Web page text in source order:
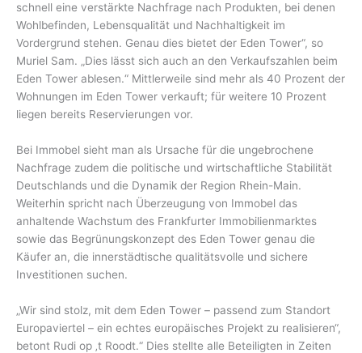
schnell eine verstärkte Nachfrage nach Produkten, bei denen
Wohlbefinden, Lebensqualität und Nachhaltigkeit im
Vordergrund stehen. Genau dies bietet der Eden Tower“, so
Muriel Sam. „Dies lässt sich auch an den Verkaufszahlen beim
Eden Tower ablesen.“ Mittlerweile sind mehr als 40 Prozent der
Wohnungen im Eden Tower verkauft; für weitere 10 Prozent
liegen bereits Reservierungen vor.
Bei Immobel sieht man als Ursache für die ungebrochene
Nachfrage zudem die politische und wirtschaftliche Stabilität
Deutschlands und die Dynamik der Region Rhein-Main.
Weiterhin spricht nach Überzeugung von Immobel das
anhaltende Wachstum des Frankfurter Immobilienmarktes
sowie das Begrünungskonzept des Eden Tower genau die
Käufer an, die innerstädtische qualitätsvolle und sichere
Investitionen suchen.
„Wir sind stolz, mit dem Eden Tower – passend zum Standort
Europaviertel – ein echtes europäisches Projekt zu realisieren“,
betont Rudi op ‚t Roodt.“ Dies stellte alle Beteiligten in Zeiten